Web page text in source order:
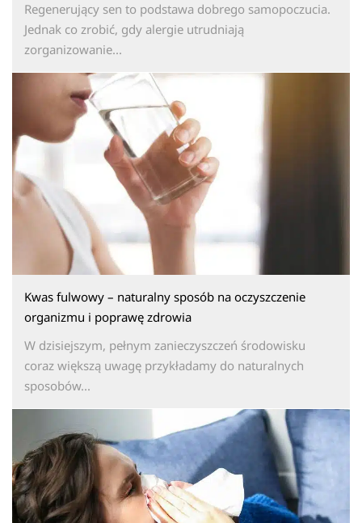
Regenerujący sen to podstawa dobrego samopoczucia.
Jednak co zrobić, gdy alergie utrudniają
zorganizowanie...
Kwas fulwowy – naturalny sposób na oczyszczenie
organizmu i poprawę zdrowia
W dzisiejszym, pełnym zanieczyszczeń środowisku
coraz większą uwagę przykładamy do naturalnych
sposobów...